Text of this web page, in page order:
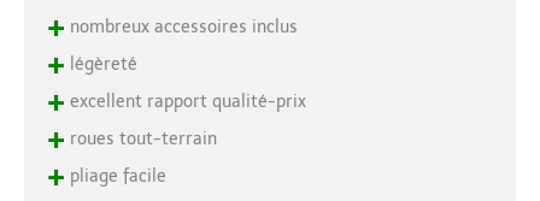
+ nombreux accessoires inclus
+ légèreté
+ excellent rapport qualité-prix
+ roues tout-terrain
+ pliage facile